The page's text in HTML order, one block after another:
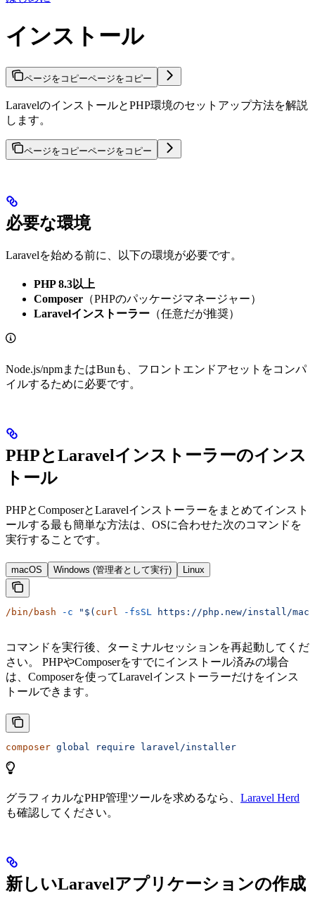
インストール
ページをコピーページをコピー
LaravelのインストールとPHP環境のセットアップ方法を解説
します。
ページをコピーページをコピー
必要な環境
Laravelを始める前に、以下の環境が必要です。
PHP 8.3以上
Composer （PHPのパッケージマネージャー）
Laravelインストーラー （任意だが推奨）
Node.js/npmまたはBunも、フロントエンドアセットをコンパ
イルするために必要です。
PHPとLaravelインストーラーのインス
トール
PHPとComposerとLaravelインストーラーをまとめてインスト
ールする最も簡単な方法は、OSに合わせた次のコマンドを
実行することです。
macOS Windows (管理者として実行) Linux
/bin/bash -c "$( curl -fsSL https://php.new/install/
コマンドを実行後、ターミナルセッションを再起動してくだ
さい。 PHPやComposerをすでにインストール済みの場合
は、Composerを使ってLaravelインストーラーだけをインス
トールできます。
composer global require laravel/installer
グラフィカルなPHP管理ツールを求めるなら、 Laravel Herd
も確認してください。
新しいLaravelアプリケーションの作成